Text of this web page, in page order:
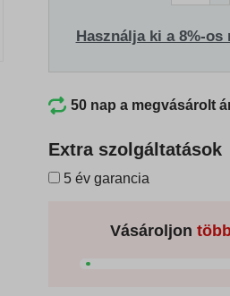
Használja ki a 8%-os
50 nap a megvásárolt
Extra szolgáltatások
5 év garancia
Vásároljon